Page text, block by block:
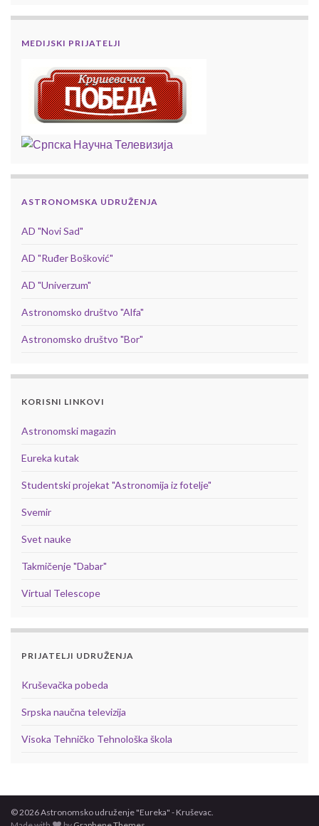
MEDIJSKI PRIJATELJI
ASTRONOMSKA UDRUŽENJA
AD "Novi Sad"
AD "Ruđer Bošković"
AD "Univerzum"
Astronomsko društvo "Alfa"
Astronomsko društvo "Bor"
KORISNI LINKOVI
Astronomski magazin
Eureka kutak
Studentski projekat "Astronomija iz fotelje"
Svemir
Svet nauke
Takmičenje "Dabar"
Virtual Telescope
PRIJATELJI UDRUŽENJA
Kruševačka pobeda
Srpska naučna televizija
Visoka Tehničko Tehnološka škola
© 2026 Astronomsko udruženje "Eureka" - Kruševac.